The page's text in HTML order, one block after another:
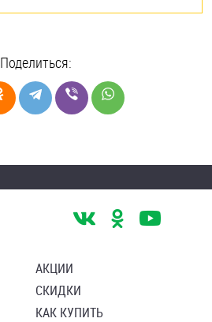
Поделиться:
АКЦИИ
СКИДКИ
КАК КУПИТЬ